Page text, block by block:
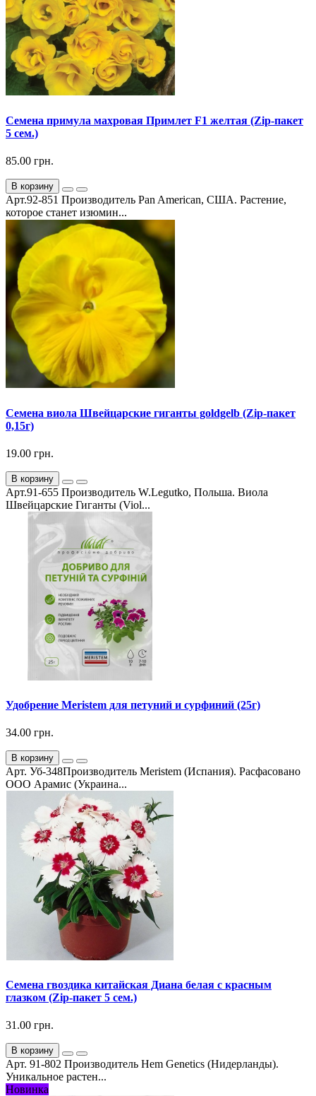
Семена примула махровая Примлет F1 желтая (Zip-пакет
5 сем.)
85.00 грн.
В корзину
Арт.92-851 Производитель Pan American, США. Растение,
которое станет изюмин...
Семена виола Швейцарские гиганты goldgelb (Zip-пакет
0,15г)
19.00 грн.
В корзину
Арт.91-655 Производитель W.Legutko, Польша. Виола
Швейцарские Гиганты (Viol...
Удобрение Meristem для петуний и сурфиний (25г)
34.00 грн.
В корзину
Арт. Уб-348Производитель Meristem (Испания). Расфасовано
ООО Арамис (Украина...
Семена гвоздика китайская Диана белая с красным
глазком (Zip-пакет 5 сем.)
31.00 грн.
В корзину
Арт. 91-802 Производитель Hem Genetics (Нидерланды).
Уникальное растен...
Новинка